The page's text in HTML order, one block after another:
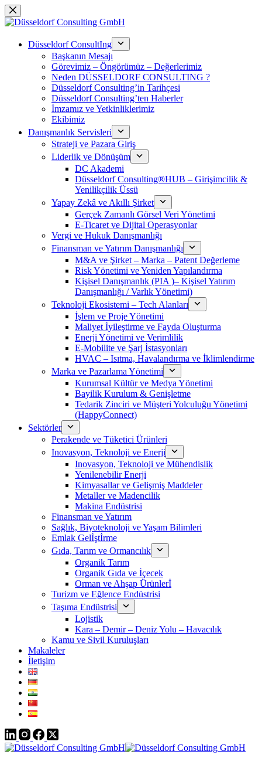
Skip
to
Düsseldorf ConsultIng
Başkanın Mesajı
Görevimiz – Öngörümüz – Değerlerimiz
Neden DÜSSELDORF CONSULTING ?
Düsseldorf Consulting’in Tarihçesi
Düsseldorf Consulting’ten Haberler
İmzamız ve Yetkinliklerimiz
Ekibimiz
Danışmanlık Servisleri
Strateji ve Pazara Giriş
Liderlik ve Dönüşüm
DC Akademi
Düsseldorf Consulting®HUB – Girişimcilik &
Yenilikçilik Üssü
Yapay Zekâ ve Akıllı Şirket
Gerçek Zamanlı Görsel Veri Yönetimi
E-Ticaret ve Dijital Operasyonlar
Vergi ve Hukuk Danışmanlığı
Finansman ve Yatırım Danışmanlığı
M&A ve Şirket – Marka – Patent Değerleme
Risk Yönetimi ve Yeniden Yapılandırma
Kişisel Danışmanlık (PIA )– Kişisel Yatırım
Danışmanlığı / Varlık Yönetimi)
Teknoloji Ekosistemi – Tech Alanları
İşlem ve Proje Yönetimi
Maliyet İyileştirme ve Fayda Oluşturma
Enerji Yönetimi ve Verimlilik
E-Mobilite ve Şarj İstasyonları
HVAC – Isıtma, Havalandırma ve İklimlendirme
Marka ve Pazarlama Yönetimi
Kurumsal Kültür ve Medya Yönetimi
Bayilik Kurulum & Genişletme
Tedarik Zinciri ve Müşteri Yolculuğu Yönetimi
(HappyConnect)
Sektörler
Perakende ve Tüketici Ürünleri
Inovasyon, Teknoloji ve Enerji
Inovasyon, Teknoloji ve Mühendislik
Yenilenebilir Enerji
Kimyasallar ve Gelişmiş Maddeler
Metaller ve Madencilik
Makina Endüstrisi
Finansman ve Yatırım
Sağlık, Biyoteknoloji ve Yaşam Bilimleri
Emlak Gelİştİrme
Gıda, Tarım ve Ormancılık
Organik Tarım
Organik Gıda ve İçecek
Orman ve Ahşap Ürünlerİ
Turizm ve Eğlence Endüstrisi
Taşıma Endüstrisi
Lojistik
Kara – Demir – Deniz Yolu – Havacılık
Kamu ve Sivil Kuruluşları
Makaleler
İletişim